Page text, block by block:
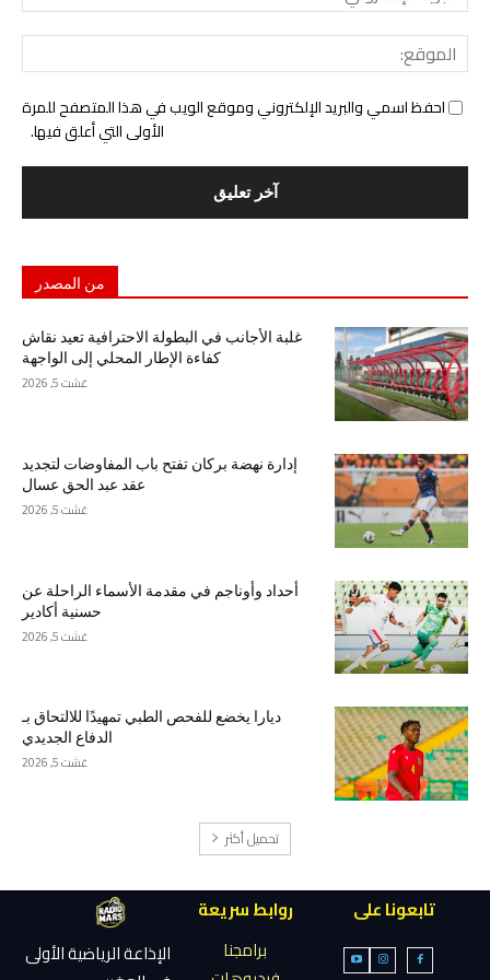
احفظ اسمي والبريد الإلكتروني وموقع الويب في هذا المتصفح للمرة
الأولى التي أعلق فيها.
من المصدر
غلبة الأجانب في البطولة الاحترافية تعيد نقاش
كفاءة الإطار المحلي إلى الواجهة
غشت 5, 2026
إدارة نهضة بركان تفتح باب المفاوضات لتجديد
عقد عبد الحق عسال
غشت 5, 2026
أحداد وأوناجم في مقدمة الأسماء الراحلة عن
حسنية أكادير
غشت 5, 2026
ديارا يخضع للفحص الطبي تمهيدًا للالتحاق بـ
الدفاع الجديدي
غشت 5, 2026
تحميل أكثر
تابعونا على
روابط سريعة
برامجنا
الإذاعة الرياضية الأولى